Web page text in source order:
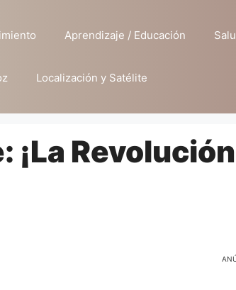
Aprendizaje / Educación
Localización y Satélite
¡La